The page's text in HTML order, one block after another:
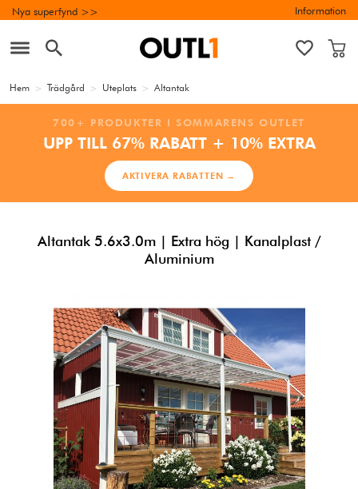
Nya superfynd >> Information
Hem > Trädgård > Uteplats > Altantak
700+ PRODUKTER I SOMMARENS OUTLET
UPP TILL 67% RABATT + 10% EXTRA
AKTIVERA RABATTEN →
Altantak 5.6x3.0m | Extra hög | Kanalplast /
Aluminium